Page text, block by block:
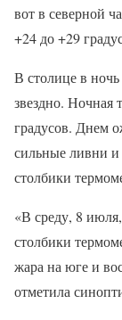
вот в северной
+24 до +29
В столице в
звездно. Ночная
градусов. Днем
сильные ливни и
столбики
«В среду, 8
столбики
жара на юге и
отметила